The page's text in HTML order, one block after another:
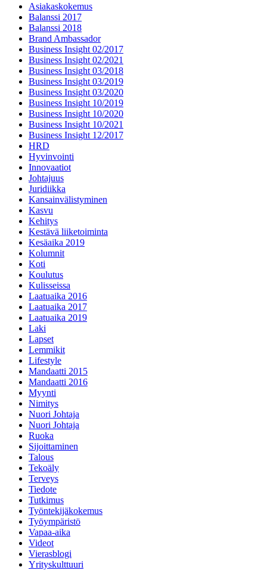
Asiakaskokemus
Balanssi 2017
Balanssi 2018
Brand Ambassador
Business Insight 02/2017
Business Insight 02/2021
Business Insight 03/2018
Business Insight 03/2019
Business Insight 03/2020
Business Insight 10/2019
Business Insight 10/2020
Business Insight 10/2021
Business Insight 12/2017
HRD
Hyvinvointi
Innovaatiot
Johtajuus
Juridiikka
Kansainvälistyminen
Kasvu
Kehitys
Kestävä liiketoiminta
Kesäaika 2019
Kolumnit
Koti
Koulutus
Kulisseissa
Laatuaika 2016
Laatuaika 2017
Laatuaika 2019
Laki
Lapset
Lemmikit
Lifestyle
Mandaatti 2015
Mandaatti 2016
Myynti
Nimitys
Nuori Johtaja
Nuori Johtaja
Ruoka
Sijoittaminen
Talous
Tekoäly
Terveys
Tiedote
Tutkimus
Työntekijäkokemus
Työympäristö
Vapaa-aika
Videot
Vierasblogi
Yrityskulttuuri